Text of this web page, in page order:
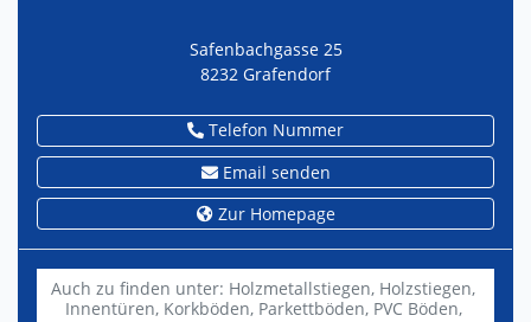
Safenbachgasse 25
8232 Grafendorf
Telefon Nummer
Email senden
Zur Homepage
Auch zu finden unter: Holzmetallstiegen, Holzstiegen,
Innentüren, Korkböden, Parkettböden, PVC Böden,